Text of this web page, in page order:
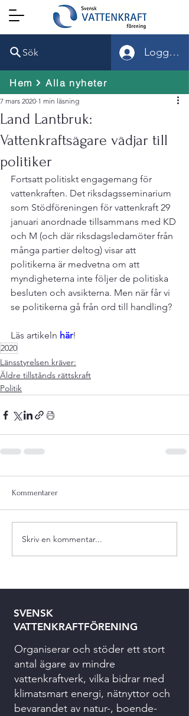
Sök Logga in
Hem Alla nyheter
Land Lantbruk:
Vattenkraftsägare vädjar till
politiker
7 mars 2020 1 min läsning
Fortsatt politiskt engagemang för
vattenkraften. Det riksdagsseminarium
som Stödföreningen för vattenkraft 29
januari anordnade tillsammans med KD
och M (och där riksdagsledamöter från
många partier deltog) visar att
politikerna är medvetna om att
myndigheterna inte följer de politiska
besluten och avsikterna. Men när får vi
se politikerna gå från ord till handling?
Läs artikeln här!
2020
Länsstyrelsen kräver:
Äldre tillstånds rättskraft
Politik
Kommentarer
Skriv en kommentar...
SVENSK
VATTENKRAFTFÖRENING
Organiserar och stöder ett stort
antal ägare av mindre
vattenkraftverk, vilka bidrar med
klimatsmart energi, nätnyttor och
bevarandet av natur-, boende-